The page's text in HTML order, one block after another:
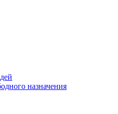
назначения